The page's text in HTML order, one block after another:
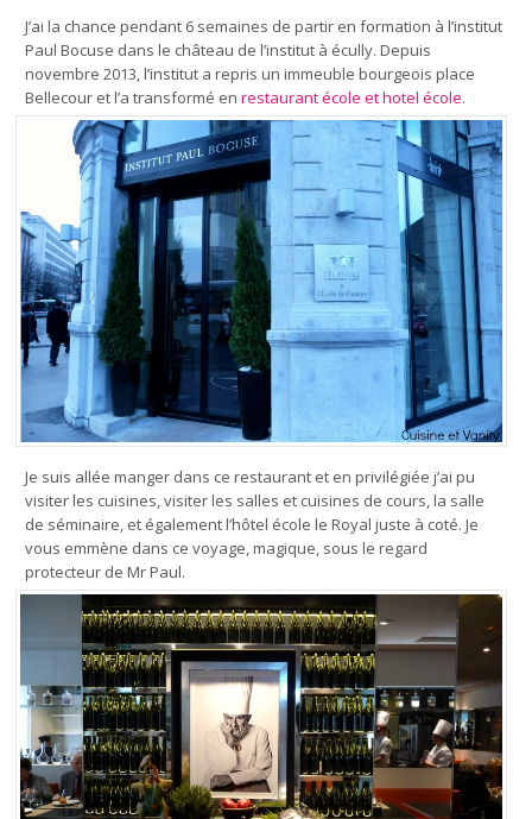
J’ai la chance pendant 6 semaines de partir en formation à l’institut
Paul Bocuse dans le château de l’institut à écully. Depuis
novembre 2013, l’institut a repris un immeuble bourgeois place
Bellecour et l’a transformé enrestaurant école et hotel école.
Je suis allée manger dans ce restaurant et en privilégiée j’ai pu
visiter les cuisines, visiter les salles et cuisines de cours, la salle
de séminaire, et également l’hôtel école le Royal juste à coté. Je
vous emmène dans ce voyage, magique, sous le regard
protecteur de Mr Paul.